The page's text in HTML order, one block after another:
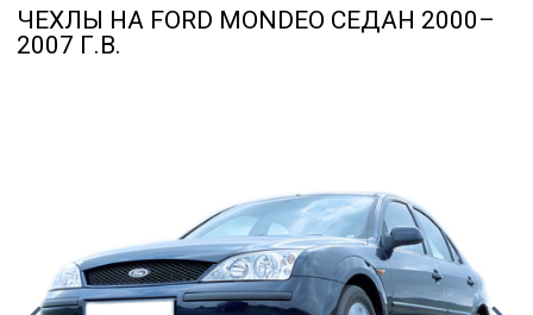
ЧЕХЛЫ НА FORD MONDEO СЕДАН 2000–
2007 Г.В.